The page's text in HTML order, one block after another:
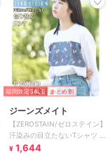
期間限定SALE まとめ割
ジーンズメイト
【ZEROSTAIN/ゼロステイン】
汗染みの目立たないTシャツ 切
¥ 1,644